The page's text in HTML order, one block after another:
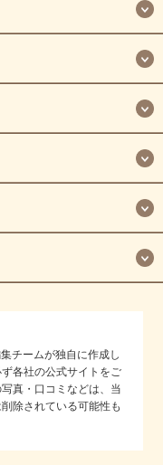
チームが独自に作成し
各社の公式サイトをご
真・口コミなどは、当
除されている可能性も